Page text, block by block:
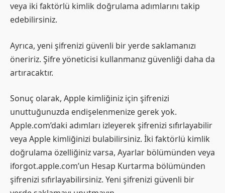
veya iki faktörlü kimlik doğrulama adımlarını takip
edebilirsiniz.
Ayrıca, yeni şifrenizi güvenli bir yerde saklamanızı
öneririz. Şifre yöneticisi kullanmanız güvenliği daha da
artıracaktır.
Sonuç olarak, Apple kimliğiniz için şifrenizi
unuttuğunuzda endişelenmenize gerek yok.
Apple.com’daki adımları izleyerek şifrenizi sıfırlayabilir
veya Apple kimliğinizi bulabilirsiniz. İki faktörlü kimlik
doğrulama özelliğiniz varsa, Ayarlar bölümünden veya
iforgot.apple.com’un Hesap Kurtarma bölümünden
şifrenizi sıfırlayabilirsiniz. Yeni şifrenizi güvenli bir